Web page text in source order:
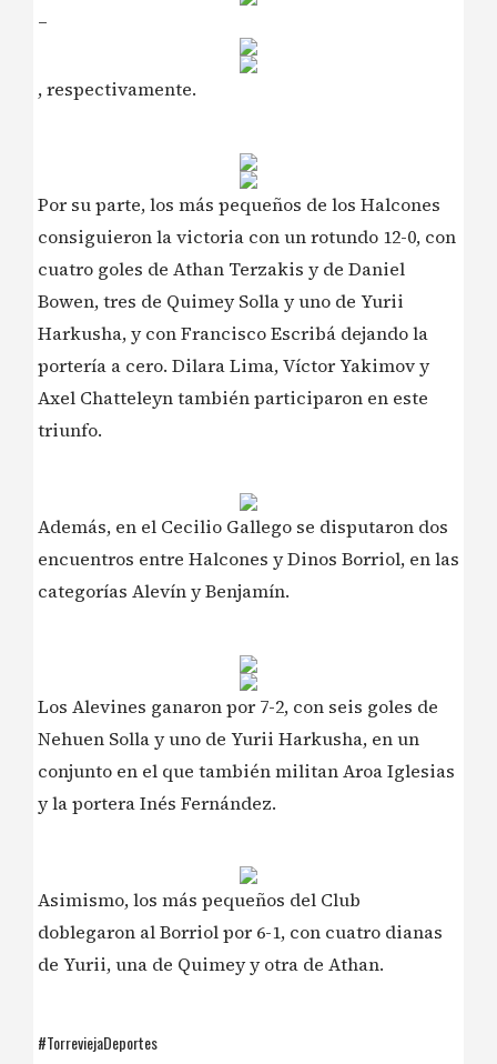
–
, respectivamente.
Por su parte, los más pequeños de los Halcones
consiguieron la victoria con un rotundo 12-0, con
cuatro goles de Athan Terzakis y de Daniel
Bowen, tres de Quimey Solla y uno de Yurii
Harkusha, y con Francisco Escribá dejando la
portería a cero. Dilara Lima, Víctor Yakimov y
Axel Chatteleyn también participaron en este
triunfo.
Además, en el Cecilio Gallego se disputaron dos
encuentros entre Halcones y Dinos Borriol, en las
categorías Alevín y Benjamín.
Los Alevines ganaron por 7-2, con seis goles de
Nehuen Solla y uno de Yurii Harkusha, en un
conjunto en el que también militan Aroa Iglesias
y la portera Inés Fernández.
Asimismo, los más pequeños del Club
doblegaron al Borriol por 6-1, con cuatro dianas
de Yurii, una de Quimey y otra de Athan.
#TorreviejaDeportes